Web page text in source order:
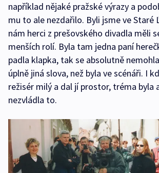
například nějaké pražské výrazy a
mu to ale nezdařilo. Byli jsme ve Staré
nám herci z prešovského divadla měli
menších rolí. Byla tam jedna paní
padla klapka, tak se absolutně
úplně jiná slova, než byla ve scénáři. I
režisér milý a dal jí prostor, tréma byla
nezvládla to.